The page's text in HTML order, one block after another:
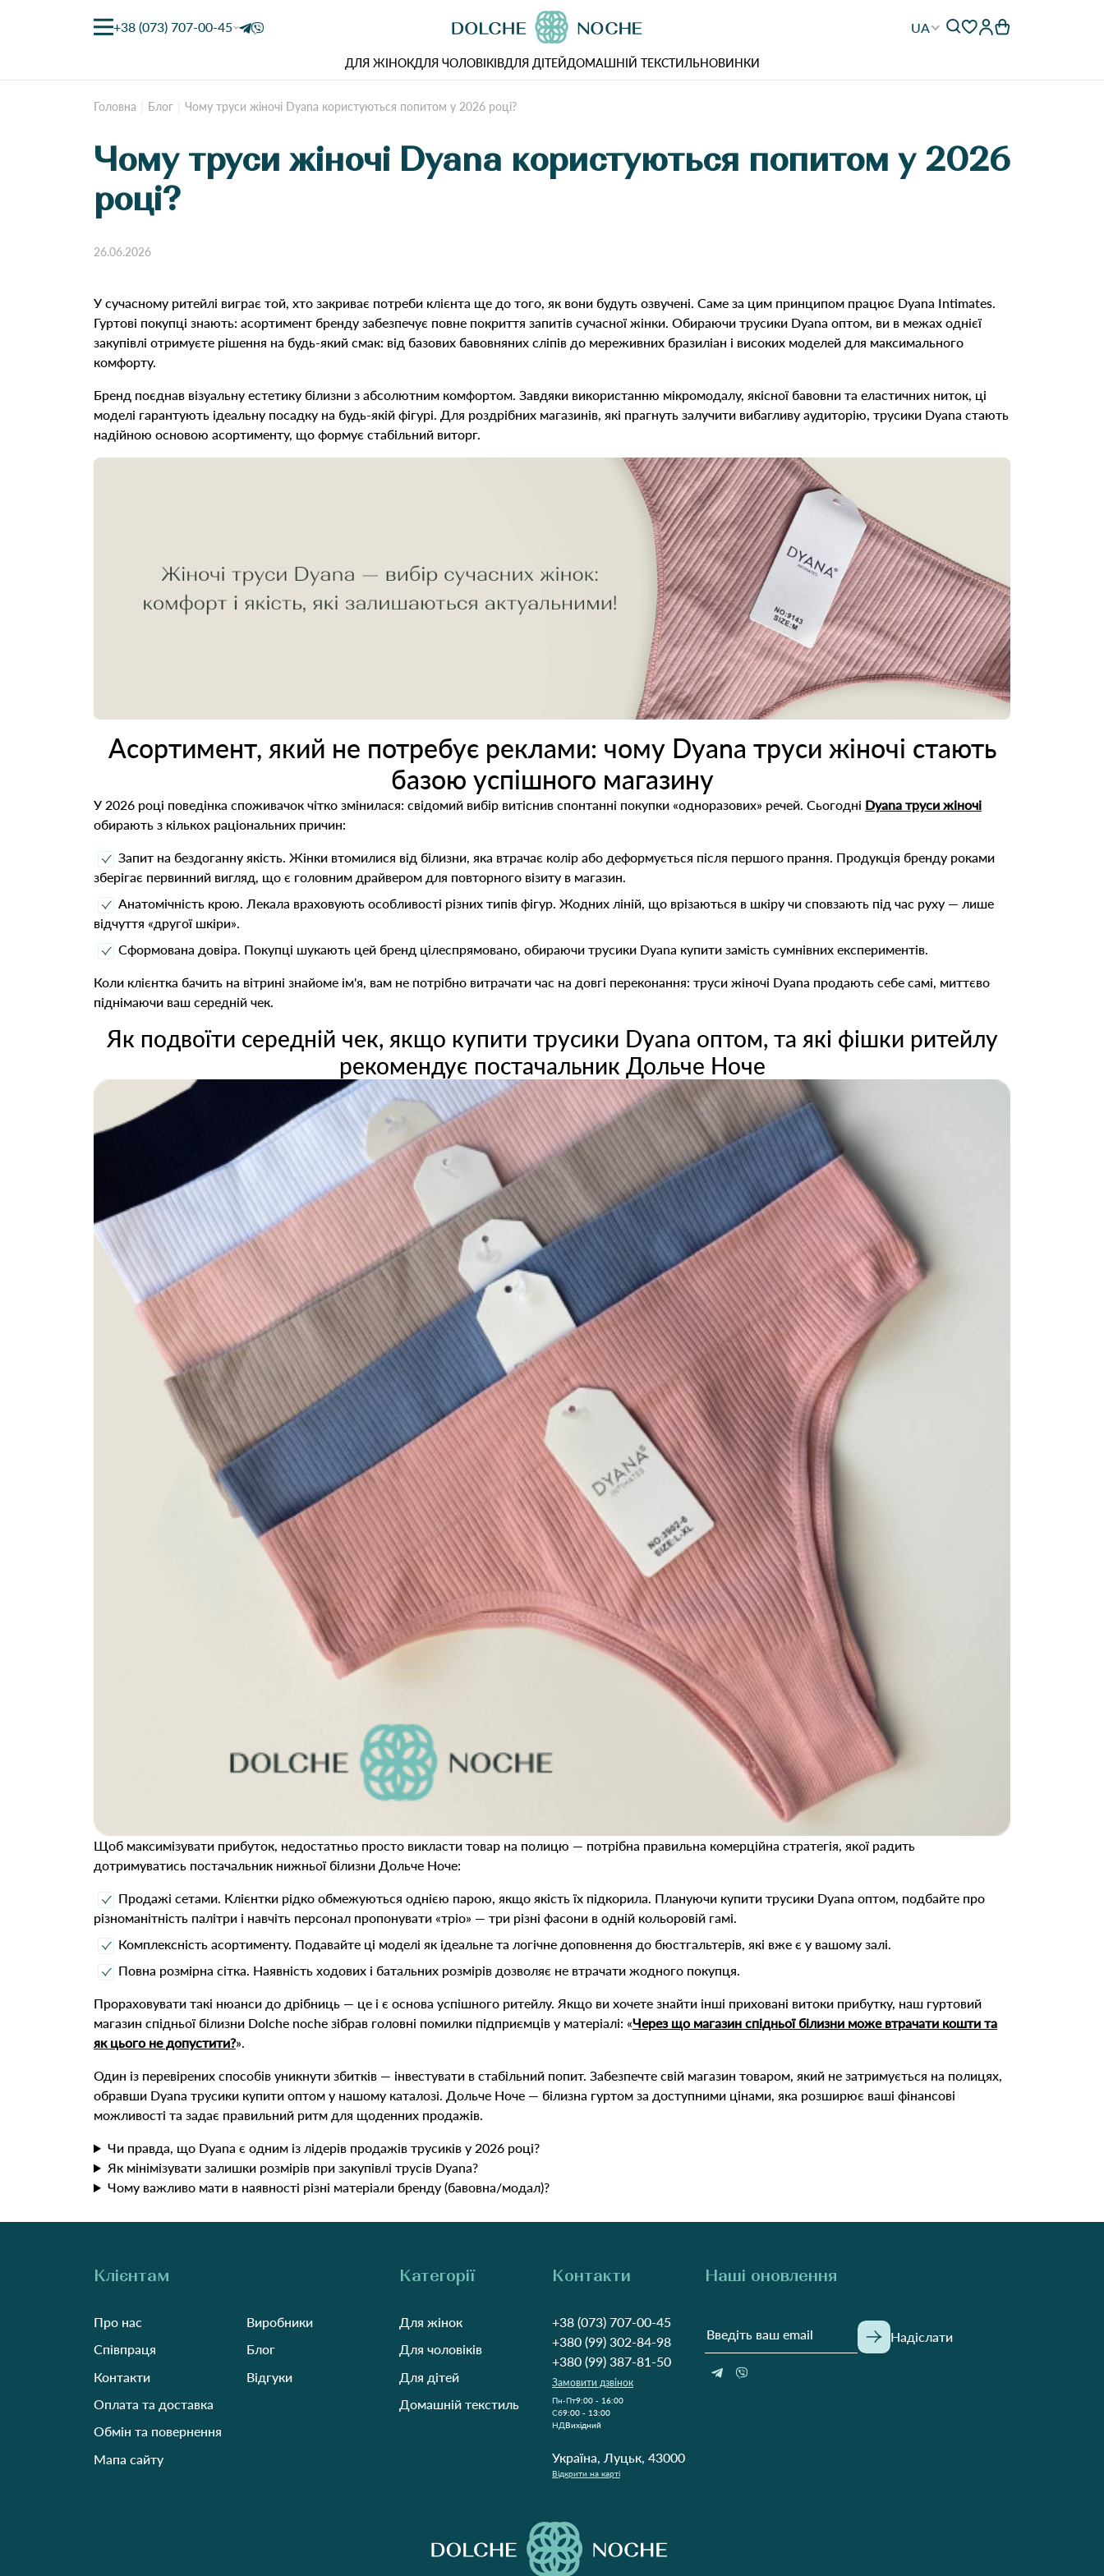
+38 (073) 707-00-45 UA
ДЛЯ ЖІНОКДЛЯ ЧОЛОВІКІВДЛЯ ДІТЕЙДОМАШНІЙ ТЕКСТИЛЬНОВИНКИ
Головна Блог Чому труси жіночі Dyana користуються попитом у 2026 році?
Чому труси жіночі Dyana користуються попитом у 2026
році?
26.06.2026
У сучасному ритейлі виграє той, хто закриває потреби клієнта ще до того, як вони будуть озвучені. Саме за цим принципом працює Dyana Intimates.
Гуртові покупці знають: асортимент бренду забезпечує повне покриття запитів сучасної жінки. Обираючи трусики Dyana оптом, ви в межах однієї
закупівлі отримуєте рішення на будь-який смак: від базових бавовняних сліпів до мереживних бразиліан і високих моделей для максимального
комфорту.
Бренд поєднав візуальну естетику білизни з абсолютним комфортом. Завдяки використанню мікромодалу, якісної бавовни та еластичних ниток, ці
моделі гарантують ідеальну посадку на будь-якій фігурі. Для роздрібних магазинів, які прагнуть залучити вибагливу аудиторію, трусики Dyana стають
надійною основою асортименту, що формує стабільний виторг.
Асортимент, який не потребує реклами: чому Dyana труси жіночі стають
базою успішного магазину
У 2026 році поведінка споживачок чітко змінилася: свідомий вибір витіснив спонтанні покупки «одноразових» речей. Сьогодні Dyana труси жіночі
обирають з кількох раціональних причин:
Запит на бездоганну якість. Жінки втомилися від білизни, яка втрачає колір або деформується після першого прання. Продукція бренду роками
зберігає первинний вигляд, що є головним драйвером для повторного візиту в магазин.
Анатомічність крою. Лекала враховують особливості різних типів фігур. Жодних ліній, що врізаються в шкіру чи сповзають під час руху — лише
відчуття «другої шкіри».
Сформована довіра. Покупці шукають цей бренд цілеспрямовано, обираючи трусики Dyana купити замість сумнівних експериментів.
Коли клієнтка бачить на вітрині знайоме ім'я, вам не потрібно витрачати час на довгі переконання: труси жіночі Dyana продають себе самі, миттєво
піднімаючи ваш середній чек.
Як подвоїти середній чек, якщо купити трусики Dyana оптом, та які фішки ритейлу
рекомендує постачальник Дольче Ноче
Щоб максимізувати прибуток, недостатньо просто викласти товар на полицю — потрібна правильна комерційна стратегія, якої радить
дотримуватись постачальник нижньої білизни Дольче Ноче:
Продажі сетами. Клієнтки рідко обмежуються однією парою, якщо якість їх підкорила. Плануючи купити трусики Dyana оптом, подбайте про
різноманітність палітри і навчіть персонал пропонувати «тріо» — три різні фасони в одній кольоровій гамі.
Комплексність асортименту. Подавайте ці моделі як ідеальне та логічне доповнення до бюстгальтерів, які вже є у вашому залі.
Повна розмірна сітка. Наявність ходових і батальних розмірів дозволяє не втрачати жодного покупця.
Прораховувати такі нюанси до дрібниць — це і є основа успішного ритейлу. Якщо ви хочете знайти інші приховані витоки прибутку, наш гуртовий
магазин спідньої білизни Dolche noche зібрав головні помилки підприємців у матеріалі: «Через що магазин спідньої білизни може втрачати кошти та
як цього не допустити?».
Один із перевірених способів уникнути збитків — інвестувати в стабільний попит. Забезпечте свій магазин товаром, який не затримується на полицях,
обравши Dyana трусики купити оптом у нашому каталозі. Дольче Ноче — білизна гуртом за доступними цінами, яка розширює ваші фінансові
можливості та задає правильний ритм для щоденних продажів.
Чи правда, що Dyana є одним із лідерів продажів трусиків у 2026 році?
Як мінімізувати залишки розмірів при закупівлі трусів Dyana?
Чому важливо мати в наявності різні матеріали бренду (бавовна/модал)?
Клієнтам
Про нас
Співпраця
Контакти
Оплата та доставка
Обмін та повернення
Мапа сайту
Виробники
Блог
Відгуки
Категорії
Для жінок
Для чоловіків
Для дітей
Домашній текстиль
Контакти
+38 (073) 707-00-45
+380 (99) 302-84-98
+380 (99) 387-81-50
Замовити дзвінок
Пн-Пт9:00 - 16:00
Cб9:00 - 13:00
НДВихідний
Україна, Луцьк, 43000
Відкрити на карті
Наші оновлення
Надіслати